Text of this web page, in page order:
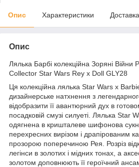
Опис Характеристики Доставка
Опис
Лялька Барбі колекційна Зоряні
Collector Star Wars Rey x Doll GLY28
Ця колекційна лялька Star Wars x
дизайнерське натхнення з
відобразити її авантюрний дух в
посадковій смузі силуеті. Лялька Star
одягнена в кришталеве шифонова
перехресних вирізом і драпірованим
прозорою поперечиною Рея. Розріз
легінси в золотих і мідних тонах, а
золотом доповнюють її героїчний